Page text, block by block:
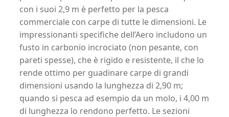
con i suoi 2,9 m è perfetto per la pesca
commerciale con carpe di tutte le dimensioni. Le
impressionanti specifiche dell’Aero includono un
fusto in carbonio incrociato (non pesante, con
pareti spesse), che è rigido e resistente, il che lo
rende ottimo per guadinare carpe di grandi
dimensioni usando la lunghezza di 2,90 m;
quando si pesca ad esempio da un molo, i 4,00 m
di lunghezza lo rendono perfetto. Le sezioni